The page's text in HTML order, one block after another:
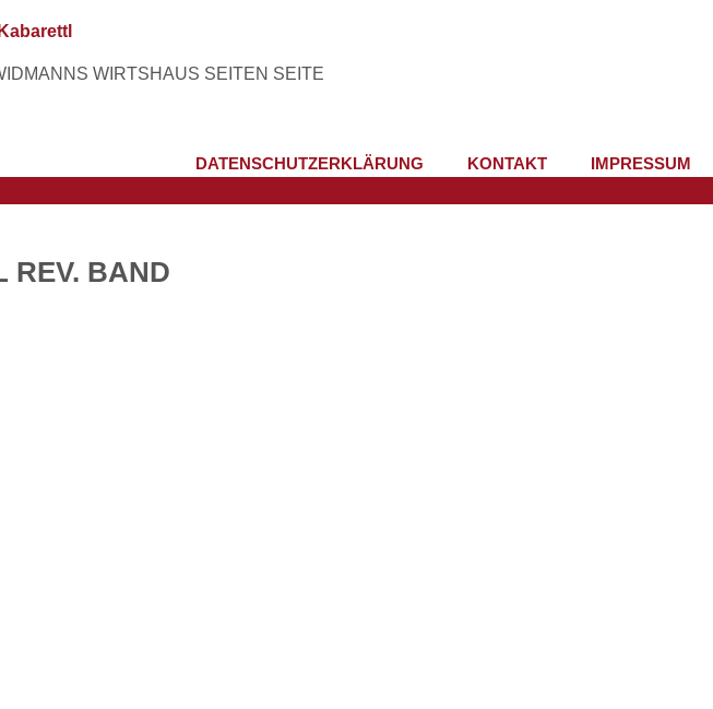
WIRTSHAUS SEITEN SEITE
IMPRESSUM
KONTAKT
DATENSCHUTZERKLÄRUNG
REV. BAND